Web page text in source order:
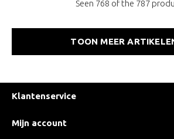
Seen 768 of the 787
TOON MEER
Klantenservice
Mijn account